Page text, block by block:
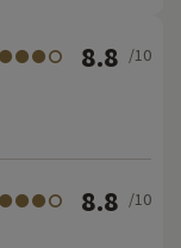
8.8 /10
8.8 /10